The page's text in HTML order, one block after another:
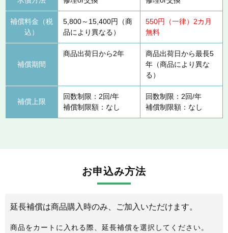
補償料金（税
込）
5,800～15,400円（商
品により異なる）
550円（一律）2カ月
無料
補償期間
商品出荷日から2年
商品出荷日から最長5
年（商品により異な
る）
補償上限
回数制限：2回/年
補償制限額：なし
回数制限：2回/年
補償制限額：なし
お申込み方法
延長補償は商品購入時のみ、ご加入いただけます。
商品をカートに入れる際、延長補償を選択してください。